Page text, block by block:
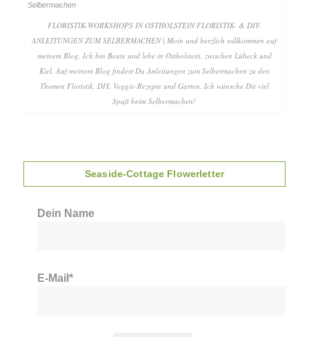
FLORISTIK-WORKSHOPS IN OSTHOLSTEIN FLORISTIK- & DIY-
ANLEITUNGEN ZUM SELBERMACHEN | Moin und herzlich willkommen auf
meinem Blog. Ich bin Beate und lebe in Ostholstein, zwischen Lübeck und
Kiel. Auf meinem Blog findest Du Anleitungen zum Selbermachen zu den
Themen Floristik, DIY, Veggie-Rezepte und Garten. Ich wünsche Dir viel
Spaß beim Selbermachen!
Seaside-Cottage Flowerletter
Dein Name
E-Mail*